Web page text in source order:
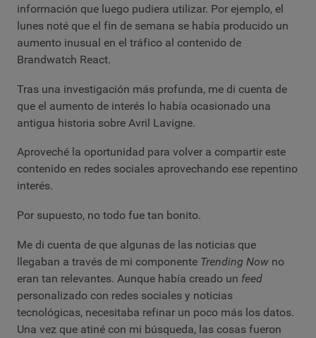
información que luego pudiera utilizar. Por ejemplo, el
lunes noté que el fin de semana se había producido un
aumento inusual en el tráfico al contenido de
Brandwatch React.
Tras una investigación más profunda, me di cuenta de
que el aumento de interés lo había ocasionado una
antigua historia sobre Avril Lavigne.
Aproveché la oportunidad para volver a compartir este
contenido en redes sociales aprovechando ese repentino
interés.
Por supuesto, no todo fue tan bonito.
Me di cuenta de que algunas de las noticias que
llegaban a través de mi componente Trending Now no
eran tan relevantes. Aunque había creado un feed
personalizado con redes sociales y noticias
tecnológicas, necesitaba refinar un poco más los datos.
Una vez que atiné con mi búsqueda, las cosas fueron